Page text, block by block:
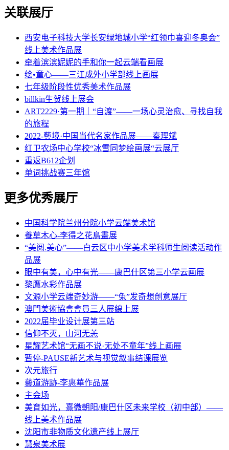
关联展厅
西安电子科技大学长安绿地城小学“红领巾喜迎冬奥会”
线上美术作品展
牵着滨滨妮妮的手和你一起云端看画展
绘•童心——三江成外小学部线上画展
七年级阶段性优秀美术作品展
billkin生贺线上展会
ART2229·第一期｜“自渡”——一场心灵治愈、寻找自我
的旅程
2022-藝境·中国当代名家作品展——秦理斌
红卫农场中心学校“冰雪同梦绘画展“云展厅
重返B612企划
单词挑战赛三年馆
更多优秀展厅
中国科学院兰州分院小学云端美术馆
養草木心-李得之花鳥畫展
“美阅.美心”——白云区中小学美术学科师生阅读活动作
品展
眼中有美，心中有光——康巴什区第三小学云画展
黎鷹水彩作品展
文源小学云端奇妙游——“兔”发奇想创意展厅
澳門美術協會會員三人展線上展
2022届毕业设计展第三站
信仰不灭，山河无恙
星耀艺术馆“无画不说·无处不童年”线上画展
暂停-PAUSE新艺术与视觉叙事结课展览
次元旅行
藝道游跡-李惠華作品展
主会场
美育如光，熹微朝阳/康巴什区未来学校（初中部）——
线上美术作品展
沈阳市非物质文化遗产线上展厅
慧泉美术展